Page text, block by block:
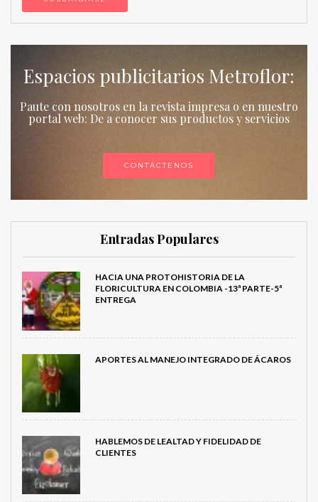
Espacios publicitarios Metroflor:
Paute con nosotros en la revista impresa o en nuestro
portal web: De a conocer sus productos y servicios
CONTÁCTENOS
Entradas Populares
HACIA UNA PROTOHISTORIA DE LA
FLORICULTURA EN COLOMBIA -13ª PARTE-5ª
ENTREGA
APORTES AL MANEJO INTEGRADO DE ÁCAROS
HABLEMOS DE LEALTAD Y FIDELIDAD DE
CLIENTES